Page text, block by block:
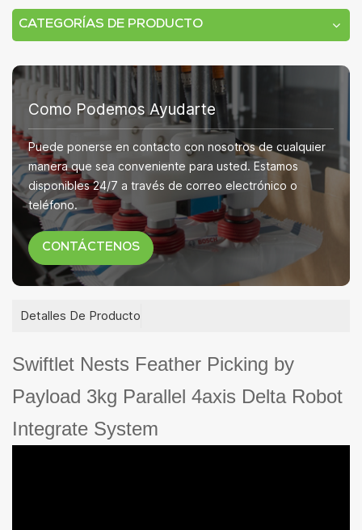
CATEGORÍAS DE PRODUCTO
Como Podemos Ayudarte
Puede ponerse en contacto con nosotros de cualquier
manera que sea conveniente para usted. Estamos
disponibles 24/7 a través de correo electrónico o
teléfono.
CONTÁCTENOS
Detalles De Producto
Swiftlet Nests Feather Picking by
Payload 3kg Parallel 4axis Delta Robot
Integrate System